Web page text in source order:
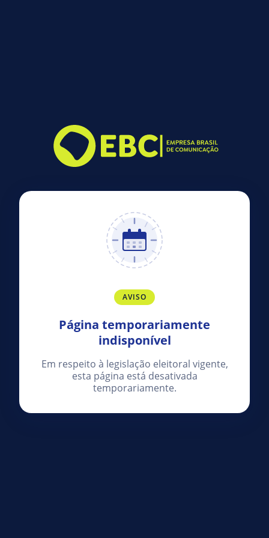
AVISO
Página temporariamente
indisponível
Em respeito à legislação eleitoral vigente,
esta página está desativada
temporariamente.